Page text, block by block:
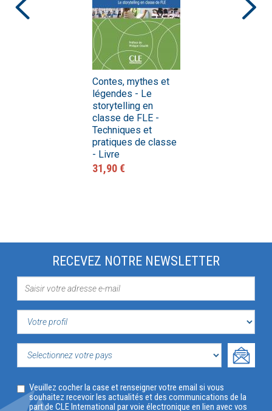
Contes, mythes et
légendes - Le
storytelling en
classe de FLE -
Techniques et
pratiques de classe
- Livre
31,90 €
RECEVEZ NOTRE NEWSLETTER
VOTRE
PROFIL
VOTRE
Veuillez cocher la case et renseigner votre email si vous
souhaitez recevoir les actualités et des communications de la
part de CLE International par voie électronique en lien avec vos